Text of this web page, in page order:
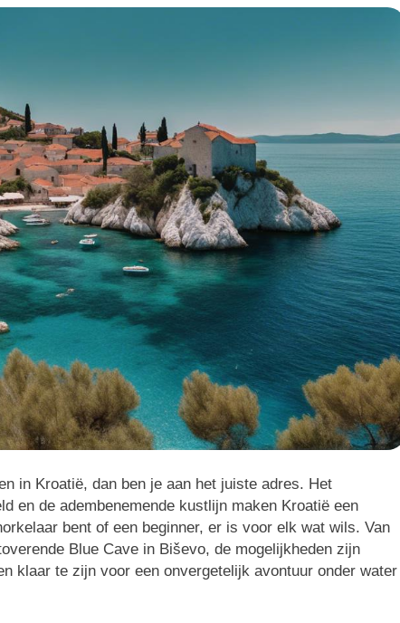
in Kroatië, dan ben je aan het juiste adres. Het
en de adembenemende kustlijn maken Kroatië een
bent of een beginner, er is voor elk wat wils. Van
Blue Cave in Biševo, de mogelijkheden zijn
klaar te zijn voor een onvergetelijk avontuur onder water